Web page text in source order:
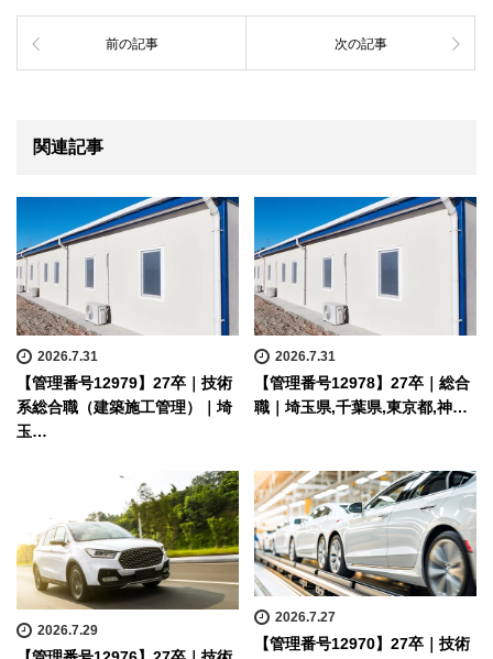
前の記事 次の記事
関連記事
2026.7.31
【管理番号12979】27卒｜技術
系総合職（建築施工管理）｜埼
玉…
2026.7.31
【管理番号12978】27卒｜総合
職｜埼玉県,千葉県,東京都,神…
2026.7.29
2026.7.27
【管理番号12970】27卒｜技術